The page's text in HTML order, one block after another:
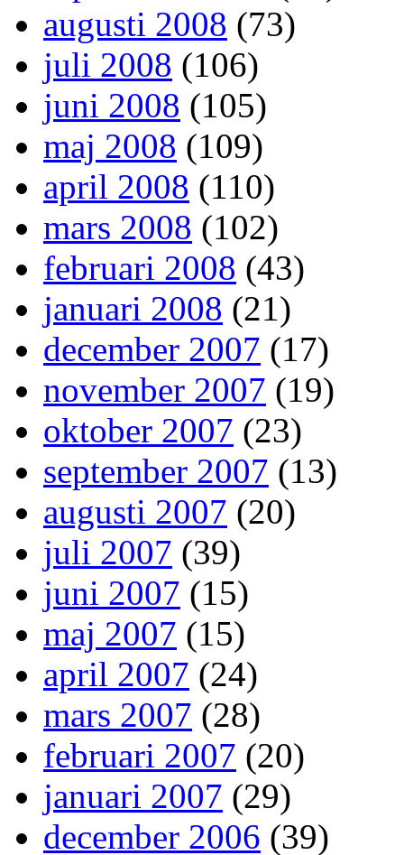
augusti 2008 (73)
juli 2008 (106)
juni 2008 (105)
maj 2008 (109)
april 2008 (110)
mars 2008 (102)
februari 2008 (43)
januari 2008 (21)
december 2007 (17)
november 2007 (19)
oktober 2007 (23)
september 2007 (13)
augusti 2007 (20)
juli 2007 (39)
juni 2007 (15)
maj 2007 (15)
april 2007 (24)
mars 2007 (28)
februari 2007 (20)
januari 2007 (29)
december 2006 (39)